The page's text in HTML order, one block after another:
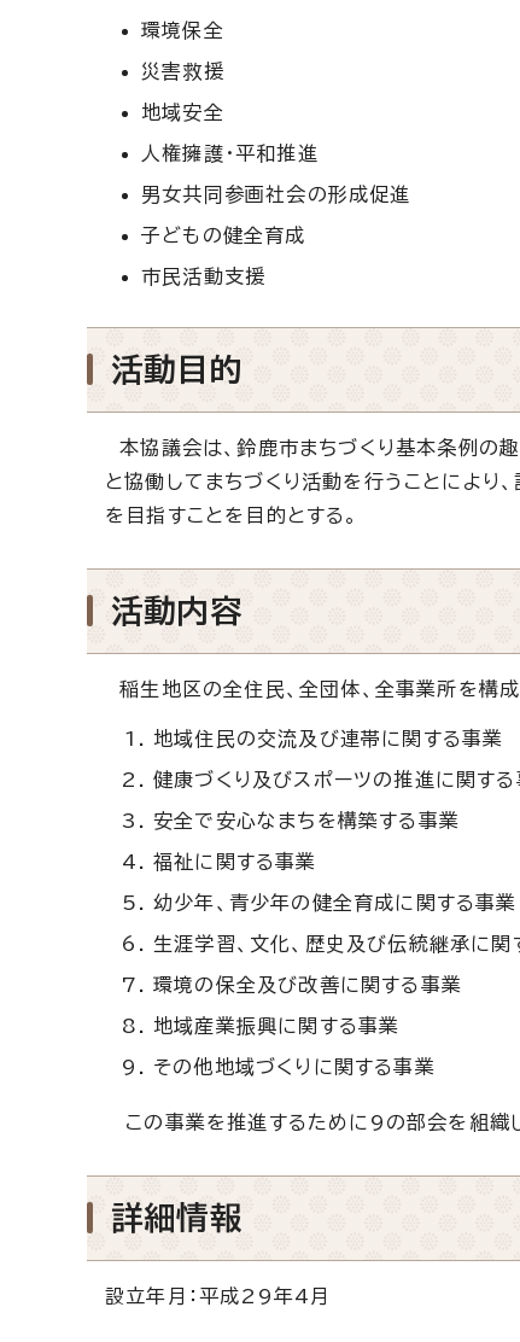
環境保全
災害救援
地域安全
人権擁護・平和推進
男女共同参画社会の形成促進
子どもの健全育成
市民活動支援
活動目的
本協議会は、鈴鹿市まちづくり基本条例の
と協働してまちづくり活動を行うことにより
を目指すことを目的とする。
活動内容
稲生地区の全住民、全団体、全事業所を構成
地域住民の交流及び連帯に関する事業
健康づくり及びスポーツの推進に関する
安全で安心なまちを構築する事業
福祉に関する事業
幼少年、青少年の健全育成に関する事業
生涯学習、文化、歴史及び伝統継承に関
環境の保全及び改善に関する事業
地域産業振興に関する事業
その他地域づくりに関する事業
この事業を推進するために9の部会を組織し
詳細情報
設立年月：平成29年4月